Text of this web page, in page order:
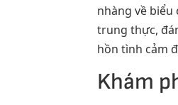
nhàng về
trung thực,
hồn tình cảm
Khám